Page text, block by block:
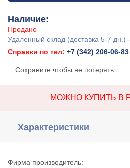
Наличие:
Продано
Удаленный склад (доставка 5-7 дн.) -
Справки по тел: +7 (342) 206-06-83
Сохраните чтобы не потерять:
МОЖНО КУПИТЬ В
Характеристики
Фирма производитель: